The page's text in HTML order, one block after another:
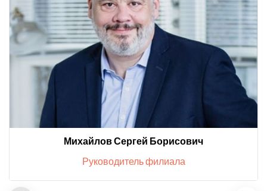
Михайлов Сергей Борисович
Руководитель филиала